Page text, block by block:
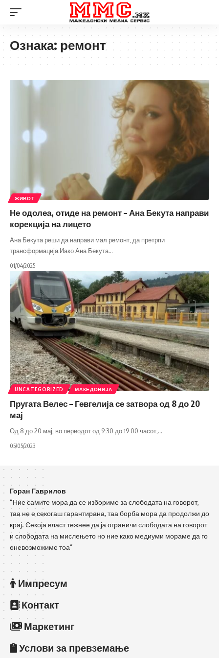
Ознака: ремонт
ЖИВОТ
Не одолеа, отиде на ремонт – Ана Бекута направи
корекција на лицето
Ана Бекута реши да направи мал ремонт, да претрпи
трансформација.Иако Ана Бекута…
01/04/2025
UNCATEGORIZED МАКЕДОНИЈА
Пругата Велес – Гевгелија се затвора од 8 до 20
мај
Од 8 до 20 мај, во периодот од 9:30 до 19:00 часот, …
05/05/2023
Горан Гаврилов
“Ние самите мора да се избориме за слободата на говорот,
таа не е секогаш гарантирана, таа борба мора да продолжи до
крај. Секоја власт тежнее да ја ограничи слободата на говорот
и слободата на мислењето но ние како медиуми мораме да го
оневозможиме тоа”
Импресум
Контакт
Маркетинг
Услови за превземање